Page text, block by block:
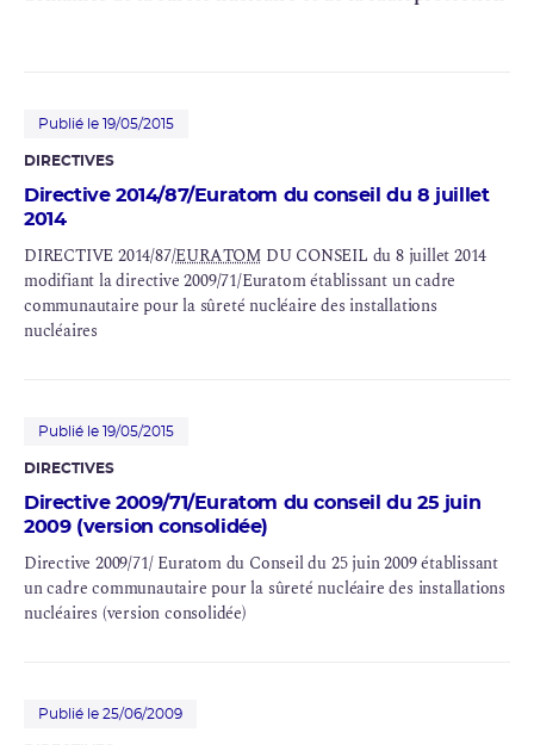
Publié le 19/05/2015
DIRECTIVES
Directive 2014/87/Euratom du conseil du 8 juillet
2014
DIRECTIVE 2014/87/EURATOMDU CONSEIL du 8 juillet 2014
modifiant la directive 2009/71/Euratom établissant un cadre
communautaire pour la sûreté nucléaire des installations
nucléaires
Publié le 19/05/2015
DIRECTIVES
Directive 2009/71/Euratom du conseil du 25 juin
2009 (version consolidée)
Directive 2009/71/ Euratom du Conseil du 25 juin 2009 établissant
un cadre communautaire pour la sûreté nucléaire des installations
nucléaires (version consolidée)
Publié le 25/06/2009